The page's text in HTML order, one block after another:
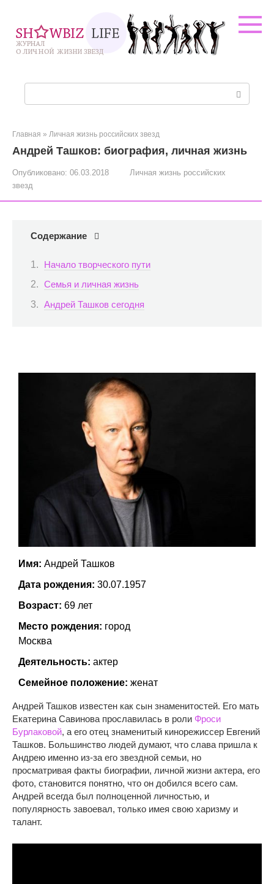
контенту
Главная » Личная жизнь российских звезд
Андрей Ташков: биография, личная жизнь
Опубликовано: 06.03.2018
Личная жизнь российских
звезд
Содержание
Начало творческого пути
Семья и личная жизнь
Андрей Ташков сегодня
Имя: Андрей Ташков
Дата рождения: 30.07.1957
Возраст: 69 лет
Место рождения: город
Москва
Деятельность: актер
Семейное положение: женат
Андрей Ташков известен как сын знаменитостей. Его мать
Екатерина Савинова прославилась в роли Фроси
Бурлаковой, а его отец знаменитый кинорежиссер Евгений
Ташков. Большинство людей думают, что слава пришла к
Андрею именно из-за его звездной семьи, но
просматривая факты биографии, личной жизни актера, его
фото, становится понятно, что он добился всего сам.
Андрей всегда был полноценной личностью, и
популярность завоевал, только имея свою харизму и
талант.